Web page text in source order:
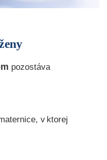
pozostáva
v ktorej